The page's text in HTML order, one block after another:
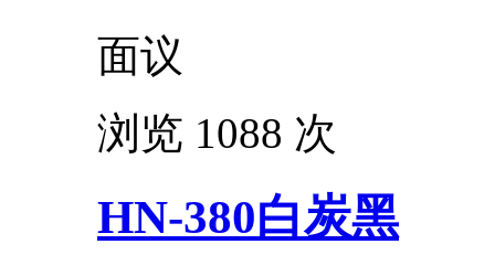
面议
浏览 1088 次
HN-380白炭黑